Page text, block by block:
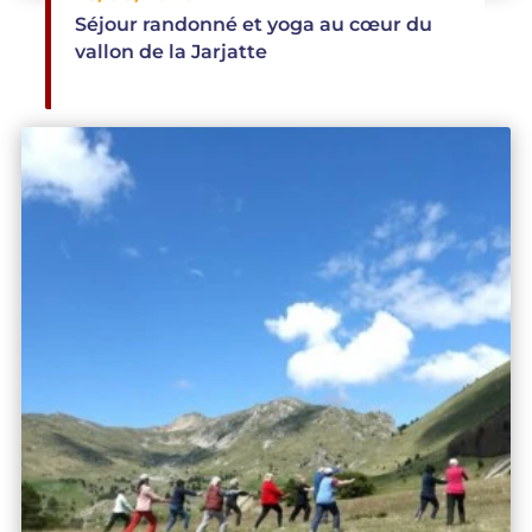
L'équipe est vraiment accueillante, bienveillante
et joyeuse ! Les randos sont absolument
magnifiques, et les séances de yoga,
franchement salvatrices, sont adaptées à tous
les niveaux avec une attention particulière aux
limites de chacun.e. Le gîte est très chaleureux
et très confortable. Et pour couronner le tout, on
mange vraiment très très bien ! Merci Cathy,
Séjour randonné et yoga au cœur du
vallon de la Jarjatte